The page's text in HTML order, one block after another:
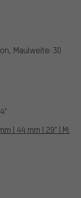
Maulweite: 30
| 44 mm | 29" | M: